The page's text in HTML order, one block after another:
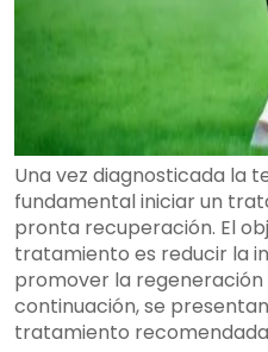
Una vez diagnosticada la
fundamental iniciar un
pronta recuperación. El
tratamiento es reducir la
promover la
continuación, se
tratamiento